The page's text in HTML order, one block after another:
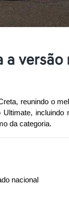
reunindo o
da categoria.
nacional